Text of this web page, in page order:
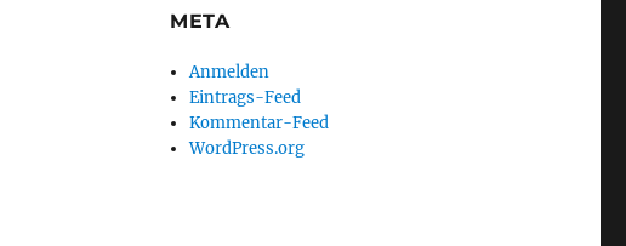
META
Anmelden
Eintrags-Feed
Kommentar-Feed
WordPress.org